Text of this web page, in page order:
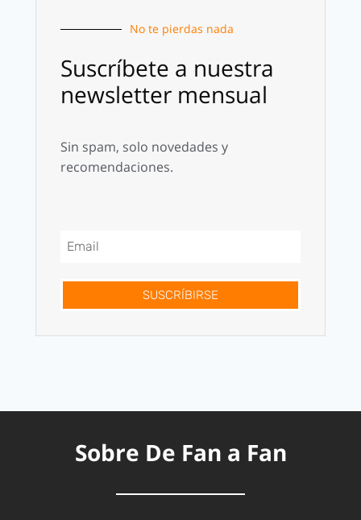
No te pierdas nada
Suscríbete a nuestra
newsletter mensual
Sin spam, solo novedades y
recomendaciones.
SUSCRÍBIRSE
Sobre De Fan a Fan